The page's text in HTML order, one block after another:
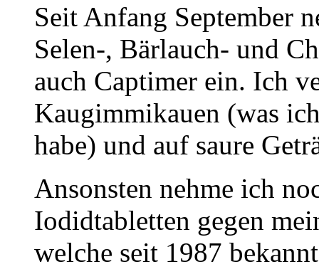
Seit Anfang September
Selen-, Bärlauch- und
auch Captimer ein. Ich
Kaugimmikauen (was
habe) und auf saure
Ansonsten nehme ich
Iodidtabletten gegen
welche seit 1987